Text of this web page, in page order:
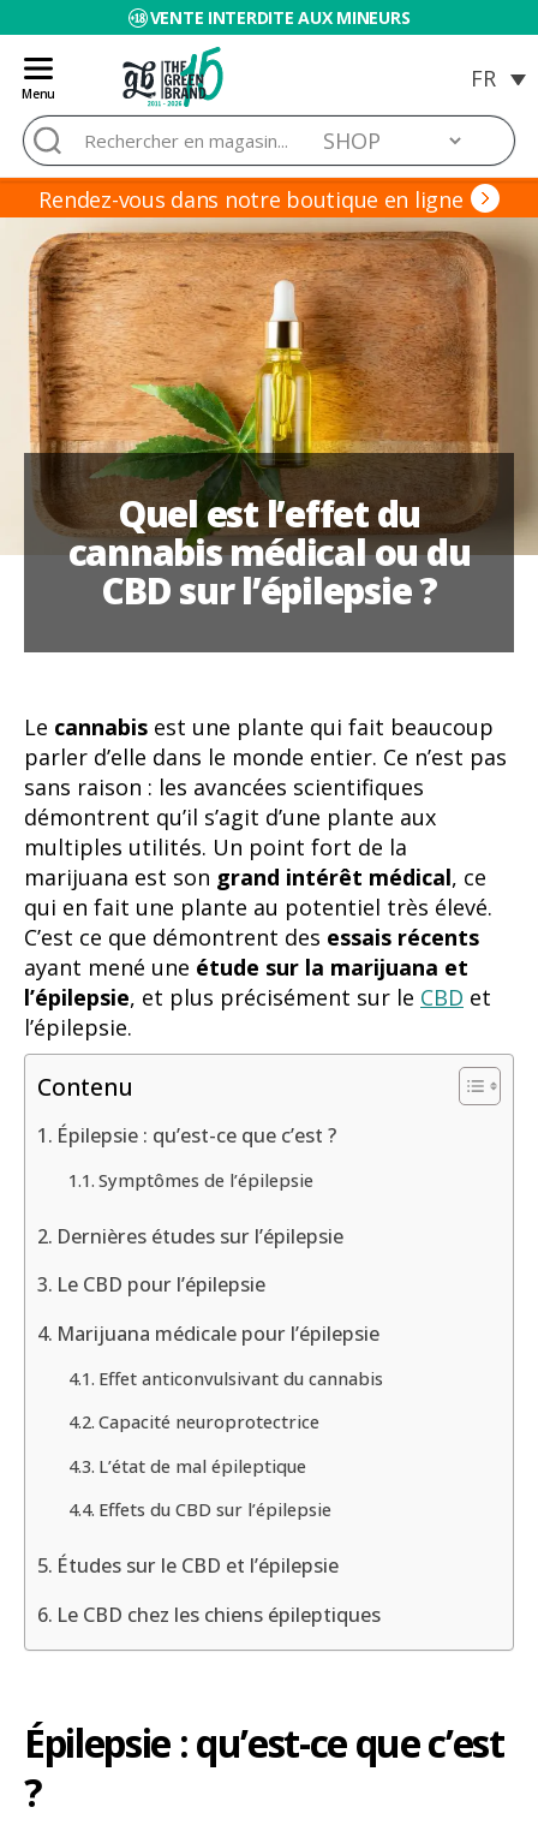
VENTE INTERDITE AUX MINEURS
Menu
Blog
de
Grow
Barato
Rechercher :
Rendez-vous dans notre boutique en ligne
Quel est l’effet du
cannabis médical ou du
CBD sur l’épilepsie ?
Le cannabis est une plante qui fait beaucoup
parler d’elle dans le monde entier. Ce n’est pas
sans raison : les avancées scientifiques
démontrent qu’il s’agit d’une plante aux
multiples utilités. Un point fort de la
marijuana est son grand intérêt médical, ce
qui en fait une plante au potentiel très élevé.
C’est ce que démontrent des essais récents
ayant mené une étude sur la marijuana et
l’épilepsie, et plus précisément sur le CBD et
l’épilepsie.
Contenu
Épilepsie : qu’est-ce que c’est ?
Symptômes de l’épilepsie
Dernières études sur l’épilepsie
Le CBD pour l’épilepsie
Marijuana médicale pour l’épilepsie
Effet anticonvulsivant du cannabis
Capacité neuroprotectrice
L’état de mal épileptique
Effets du CBD sur l’épilepsie
Études sur le CBD et l’épilepsie
Le CBD chez les chiens épileptiques
Épilepsie : qu’est-ce que c’est
?